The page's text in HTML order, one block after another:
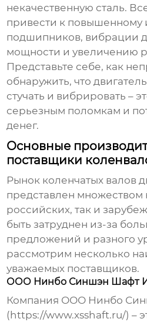
некачественную сталь.
привести к повышенному
подшипников, вибрации
мощности и увеличению
Представьте себе, как
обнаружить, что
стучать и вибрировать –
серьезным поломкам и
денег.
Основные
поставщики
Рынок коленчатых валов
представлен множеством
российских, так и
быть затруднен из-за
предложений и разного
рассмотрим несколько
уважаемых поставщиков.
ООО Нинбо Синшэн Шафт
Компания ООО Нинбо
(https://www.xsshaft.ru/) –